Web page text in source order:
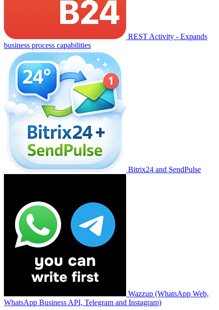
REST Activity - Expands
business process capabilities
Bitrix24 and SendPulse
Wazzup (WhatsApp Web,
WhatsApp Business API, Telegram and Instagram)